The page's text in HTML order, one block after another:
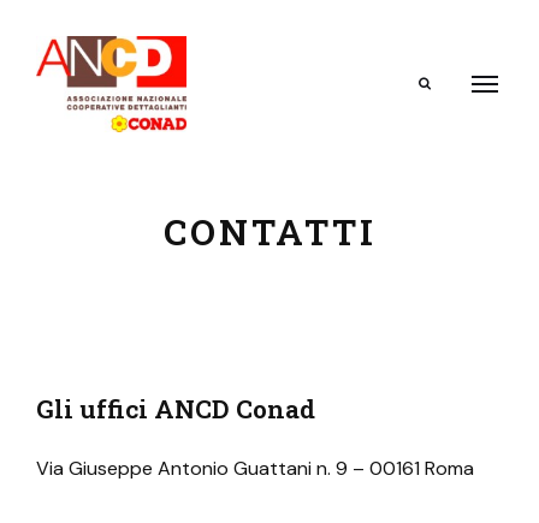
CONTATTI
Gli uffici ANCD Conad
Via Giuseppe Antonio Guattani n. 9 – 00161 Roma